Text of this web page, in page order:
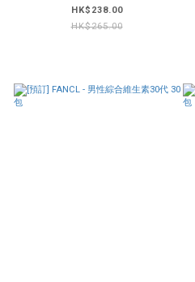
HK$238.00
HK$265.00